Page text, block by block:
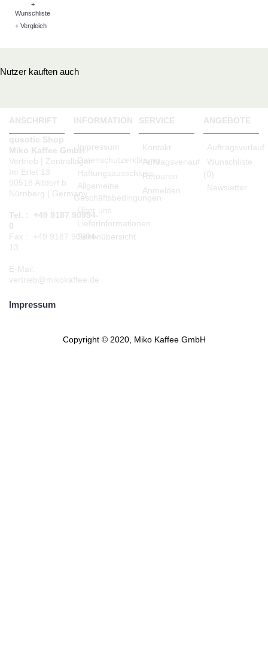
+
Wunschliste
+ Vergleich
Nutzer kauften auch
ANSCHRIFT
qusotic Shop
Miko Kaffee GmbH
Vertrieb | Zentrallager
Im Erlet 13
90518 Altdorf b.
Nürnberg | Germany
Tel. : +49 9187 90994-
0
Fax : +49 9187 90994-
13
E-Mail:
vertrieb@mikokaffee.de
INFORMATION
Impressum
Datenschutzerklärung
Haftungsausschluss
Allgemeine
Geschäftsbedingungen
Über uns
Lieferinformationen
Seitenübersicht
SERVICE
Kontakt
Auftragsverlauf
Retouren
Anmelden
ANGEBOTE
Auftragsverlauf
Wunschliste
(0)
Newsletter
Impressum
Copyright © 2020, Miko Kaffee GmbH